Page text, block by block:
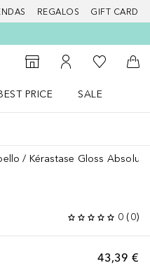
REGALOS GIFT CARD
Al Storefinder
Mi cuenta
Mi lista de
A
PRICE
SALE
Kérastase Gloss Absolu
0 (0)
43,39 €